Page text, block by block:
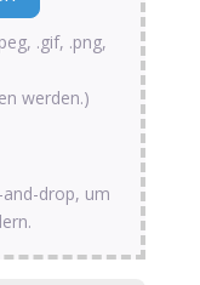
.gif, .png,
werden.)
drop, um